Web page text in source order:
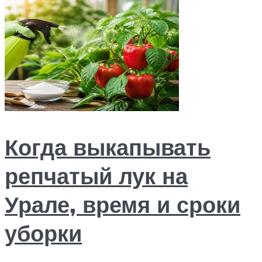
Когда выкапывать
репчатый лук на
Урале, время и сроки
уборки